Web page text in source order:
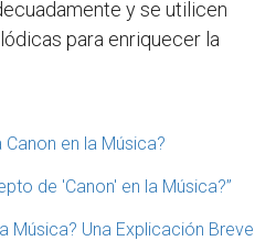
y se utilicen
para enriquecer la
Canon en la Música?
de 'Canon' en la Música?”
Música? Una Explicación Breve